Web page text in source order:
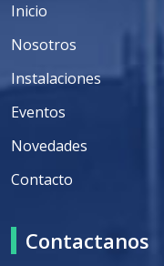
Inicio
Nosotros
Instalaciones
Eventos
Novedades
Contacto
Contactanos